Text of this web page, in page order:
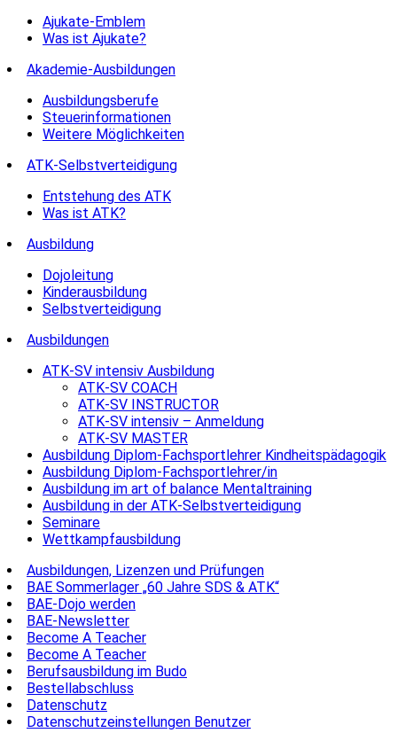
Ajukate-Emblem
Was ist Ajukate?
Akademie-Ausbildungen
Ausbildungsberufe
Steuerinformationen
Weitere Möglichkeiten
ATK-Selbstverteidigung
Entstehung des ATK
Was ist ATK?
Ausbildung
Dojoleitung
Kinderausbildung
Selbstverteidigung
Ausbildungen
ATK-SV intensiv Ausbildung
ATK-SV COACH
ATK-SV INSTRUCTOR
ATK-SV intensiv – Anmeldung
ATK-SV MASTER
Ausbildung Diplom-Fachsportlehrer Kindheitspädagogik
Ausbildung Diplom-Fachsportlehrer/in
Ausbildung im art of balance Mentaltraining
Ausbildung in der ATK-Selbstverteidigung
Seminare
Wettkampfausbildung
Ausbildungen, Lizenzen und Prüfungen
BAE Sommerlager „60 Jahre SDS & ATK“
BAE-Dojo werden
BAE-Newsletter
Become A Teacher
Become A Teacher
Berufsausbildung im Budo
Bestellabschluss
Datenschutz
Datenschutzeinstellungen Benutzer